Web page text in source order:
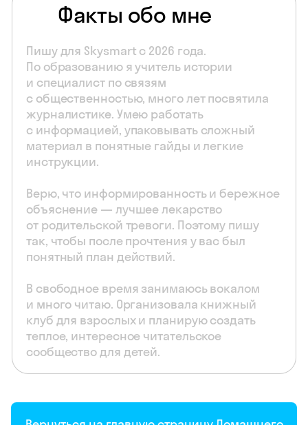
Факты обо мне
Пишу для Skysmart с 2026 года.
По образованию я учитель истории
и специалист по связям
с общественностью, много лет посвятила
журналистике. Умею работать
с информацией, упаковывать сложный
материал в понятные гайды и легкие
инструкции.
Верю, что информированность и бережное
объяснение — лучшее лекарство
от родительской тревоги. Поэтому пишу
так, чтобы после прочтения у вас был
понятный план действий.
В свободное время занимаюсь вокалом
и много читаю. Организовала книжный
клуб для взрослых и планирую создать
теплое, интересное читательское
сообщество для детей.